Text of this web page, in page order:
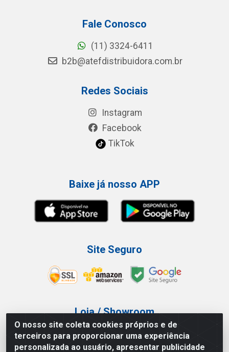
O nosso site coleta cookies próprios e de
terceiros para proporcionar uma experiência
personalizada ao usuário, apresentar publicidade
Fale Conosco
(11) 3324-6411
b2b@atefdistribuidora.com.br
Redes Sociais
Instagram
Facebook
TikTok
Baixe já nosso APP
Site Seguro
Loja / Showroom
Tel.: (11) 3227-0546
Av Vautier, 587/597 - Pari - São Paulo/SP